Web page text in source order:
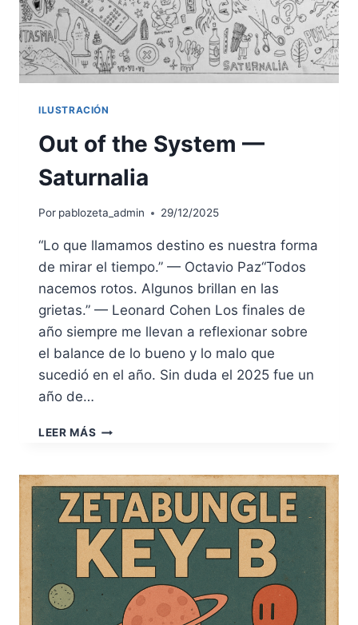
ILUSTRACIÓN
Out of the System —
Saturnalia
Por pablozeta_admin 29/12/2025
“Lo que llamamos destino es nuestra forma
de mirar el tiempo.” — Octavio Paz“Todos
nacemos rotos. Algunos brillan en las
grietas.” — Leonard Cohen Los finales de
año siempre me llevan a reflexionar sobre
el balance de lo bueno y lo malo que
sucedió en el año. Sin duda el 2025 fue un
año de…
LEER MÁS OUT
SYSTEM
—
SATURNALIA